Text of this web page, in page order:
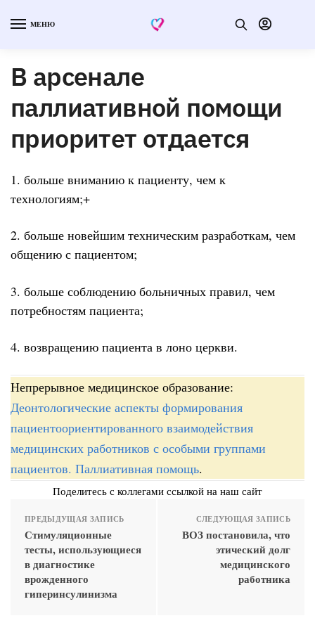
МЕНЮ
В арсенале
паллиативной помощи
приоритет отдается
1. больше вниманию к пациенту, чем к
технологиям;+
2. больше новейшим техническим разработкам, чем
общению с пациентом;
3. больше соблюдению больничных правил, чем
потребностям пациента;
4. возвращению пациента в лоно церкви.
Непрерывное медицинское образование:
Деонтологические аспекты формирования
пациентоориентированного взаимодействия
медицинских работников с особыми группами
пациентов. Паллиативная помощь.
Поделитесь с коллегами ссылкой на наш сайт
ПРЕДЫДУЩАЯ ЗАПИСЬ
Стимуляционные
тесты, использующиеся
в диагностике
врожденного
гиперинсулинизма
СЛЕДУЮЩАЯ ЗАПИСЬ
ВОЗ постановила, что
этический долг
медицинского
работника